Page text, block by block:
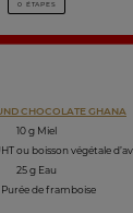
0 ÉTAPES
CHOCOLATE GHANA
10 g Miel
ou boisson végétale
25 g Eau
Purée de framboise